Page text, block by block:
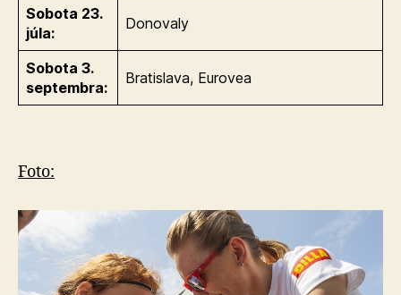
Sobota 23.
júla:
Donovaly
Sobota 3.
septembra:
Bratislava, Eurovea
Foto: